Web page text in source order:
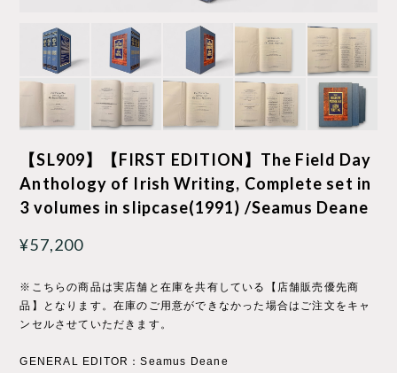
【SL909】【FIRST EDITION】The Field Day
Anthology of Irish Writing, Complete set in
3 volumes in slipcase(1991) /Seamus Deane
¥57,200
※こちらの商品は実店舗と在庫を共有している【店舗販売優先商
品】となります。在庫のご用意ができなかった場合はご注文をキャ
ンセルさせていただきます。
GENERAL EDITOR：Seamus Deane